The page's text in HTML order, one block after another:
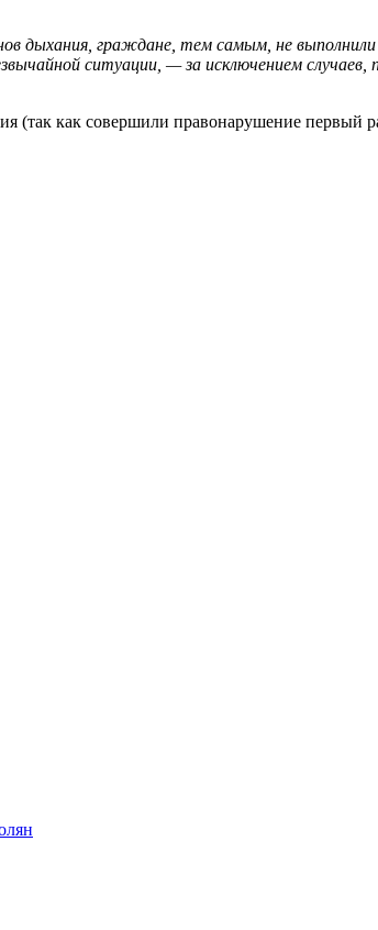
дыхания, граждане, тем самым, не
ситуации, — за исключением
(так как совершили правонарушение